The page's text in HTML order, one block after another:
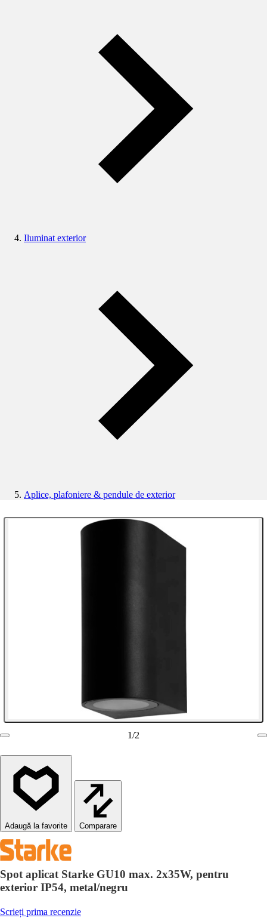
Iluminat exterior
Aplice, plafoniere & pendule de exterior
1/2
Comparare
Spot aplicat Starke GU10 max. 2x35W, pentru
exterior IP54, metal/negru
Scrieți prima recenzie